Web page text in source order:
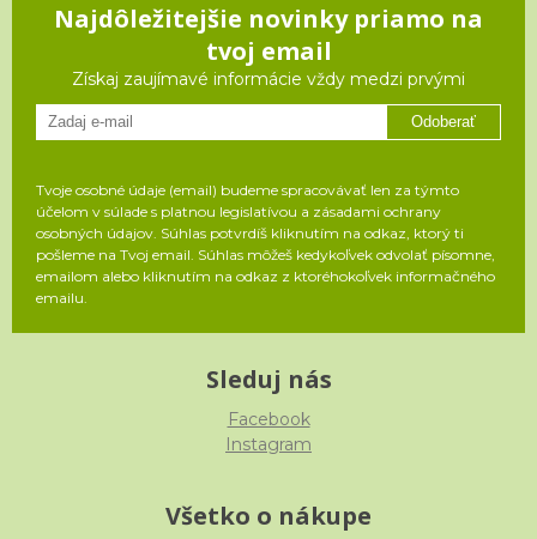
Najdôležitejšie novinky priamo na
tvoj email
Získaj zaujímavé informácie vždy medzi prvými
Odoberať
Tvoje osobné údaje (email) budeme spracovávať len za týmto
účelom v súlade s platnou legislatívou a zásadami ochrany
osobných údajov. Súhlas potvrdíš kliknutím na odkaz, ktorý ti
pošleme na Tvoj email. Súhlas môžeš kedykoľvek odvolať písomne,
emailom alebo kliknutím na odkaz z ktoréhokoľvek informačného
emailu.
Sleduj nás
Facebook
Instagram
Všetko o nákupe